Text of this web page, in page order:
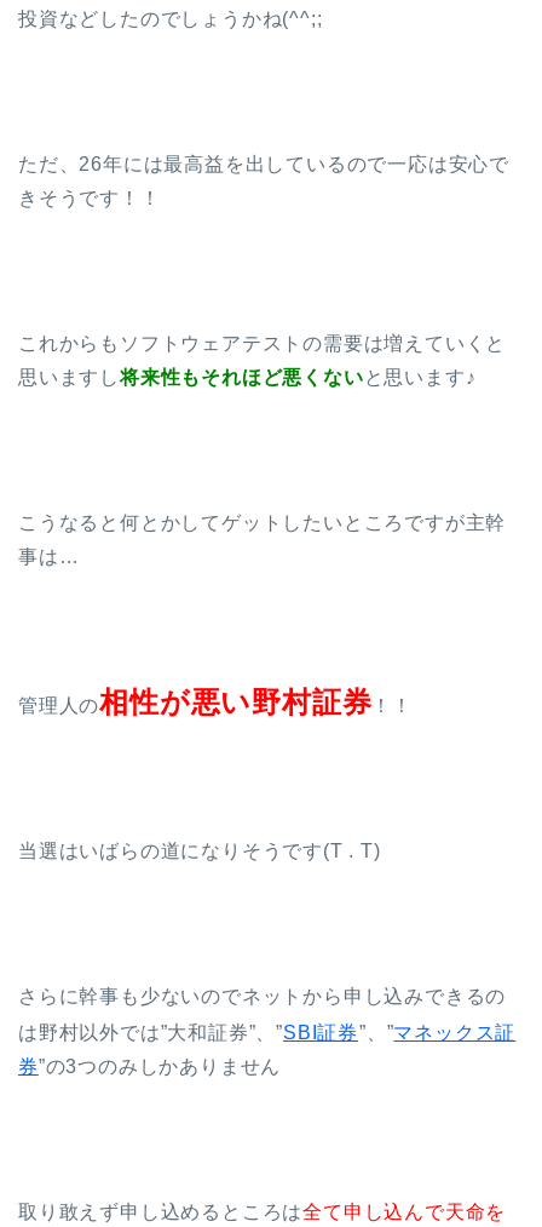
投資などしたのでしょうかね(^^;;
ただ、26年には最高益を出しているので一応は安心で
きそうです！！
これからもソフトウェアテストの需要は増えていくと
思いますし将来性もそれほど悪くない と思います♪
こうなると何とかしてゲットしたいところですが主幹
事は…
管理人の相性が悪い野村証券！！
当選はいばらの道になりそうです(T . T)
さらに幹事も少ないのでネットから申し込みできるの
は野村以外では”大和証券”、”SBI証券”、”マネックス証
券”の3つのみしかありません
取り敢えず申し込めるところは全て申し込んで天命を